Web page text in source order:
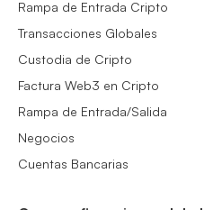
Rampa de Entrada Cripto
Transacciones Globales
Custodia de Cripto
Factura Web3 en Cripto
Rampa de Entrada/Salida
Negocios
Cuentas Bancarias